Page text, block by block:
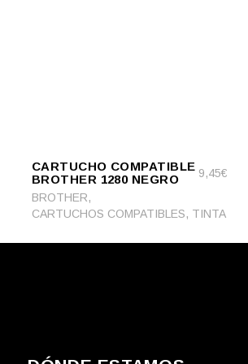
CART
CARTUCHO COMPATIBLE
BROTHER 1280 NEGRO
9,45€
BROTHER,
CARTUCHOS COMPATIBLES, TINTA